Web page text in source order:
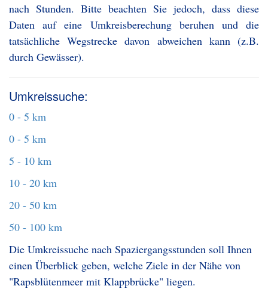
nach Stunden. Bitte beachten Sie jedoch, dass diese
Daten auf eine Umkreisberechung beruhen und die
tatsächliche Wegstrecke davon abweichen kann (z.B.
durch Gewässer).
Umkreissuche:
0 - 5 km
0 - 5 km
5 - 10 km
10 - 20 km
20 - 50 km
50 - 100 km
Die Umkreissuche nach Spaziergangsstunden soll Ihnen
einen Überblick geben, welche Ziele in der Nähe von
"Rapsblütenmeer mit Klappbrücke" liegen.